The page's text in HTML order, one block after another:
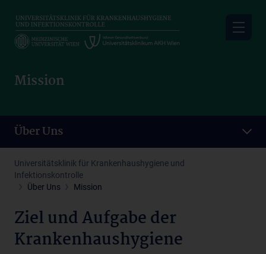
main
content
Mission
Über Uns
Universitätsklinik für Krankenhaushygiene und
Infektionskontrolle
Über Uns
Mission
Ziel und Aufgabe der
Krankenhaushygiene